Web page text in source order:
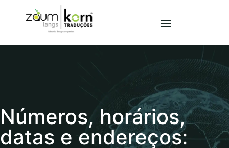
Números, horários,
datas e endereços: